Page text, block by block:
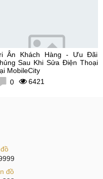
Ân Khách Hàng - Ưu Đãi
Sau Khi Sửa Điện Thoại
MobileCity
0
6421
đồ